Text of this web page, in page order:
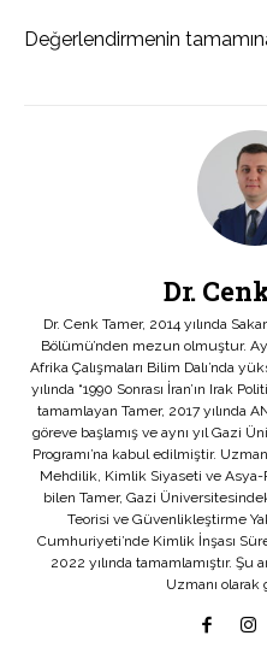
Değerlendirmenin
Dr.
Dr. Cenk Tamer, 2014 yılında
Bölümü’nden mezun olmuştur.
Afrika Çalışmaları Bilim Dalı’nda
yılında “1990 Sonrası İran’ın Irak
tamamlayan Tamer, 2017 yılında
göreve başlamış ve aynı yıl Gazi
Programı’na kabul edilmiştir.
Mehdilik, Kimlik Siyaseti ve
bilen Tamer, Gazi
Teorisi ve Güvenlikleştirme
Cumhuriyeti’nde Kimlik İnşası
2022 yılında tamamlamıştır. Şu
Uzmanı olarak